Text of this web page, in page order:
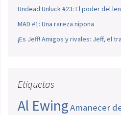
Undead Unluck #23: El poder del
MAD #1: Una rareza nipona
¡Es Jeff! Amigos y rivales: Jeff, el
Etiquetas
Al EwingAmanecer